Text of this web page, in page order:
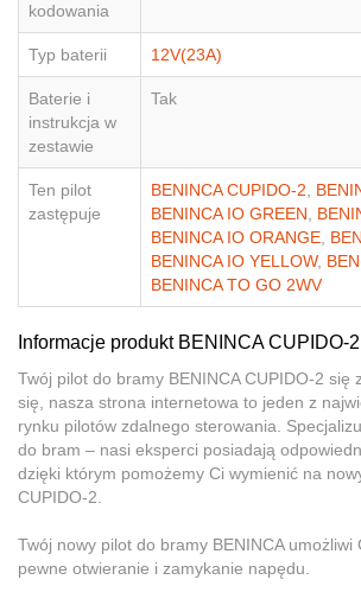
kodowania
Typ baterii 12V(23A)
Baterie i
instrukcja w
zestawie
Tak
Ten pilot
zastępuje
BENINCA CUPIDO-2,
BENINCA IO GREEN,
BENINCA IO ORANGE,
BENINCA IO YELLOW,
BENINCA TO GO 2WV
Informacje produkt BENINCA CUPIDO-2
Twój pilot do bramy BENINCA CUPIDO-2 się
się, nasza strona internetowa to jeden z
rynku pilotów zdalnego sterowania.
do bram – nasi eksperci posiadają
dzięki którym pomożemy Ci wymienić na
CUPIDO-2.
Twój nowy pilot do bramy BENINCA umożliwi
pewne otwieranie i zamykanie napędu.